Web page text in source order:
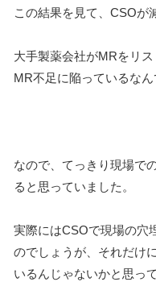
この結果を見て、CSOが
大手製薬会社がMRをリ
MR不足に陥っているな
なので、てっきり現場で
ると思っていました。
実際にはCSOで現場の穴
のでしょうが、それだけ
いるんじゃないかと思っ